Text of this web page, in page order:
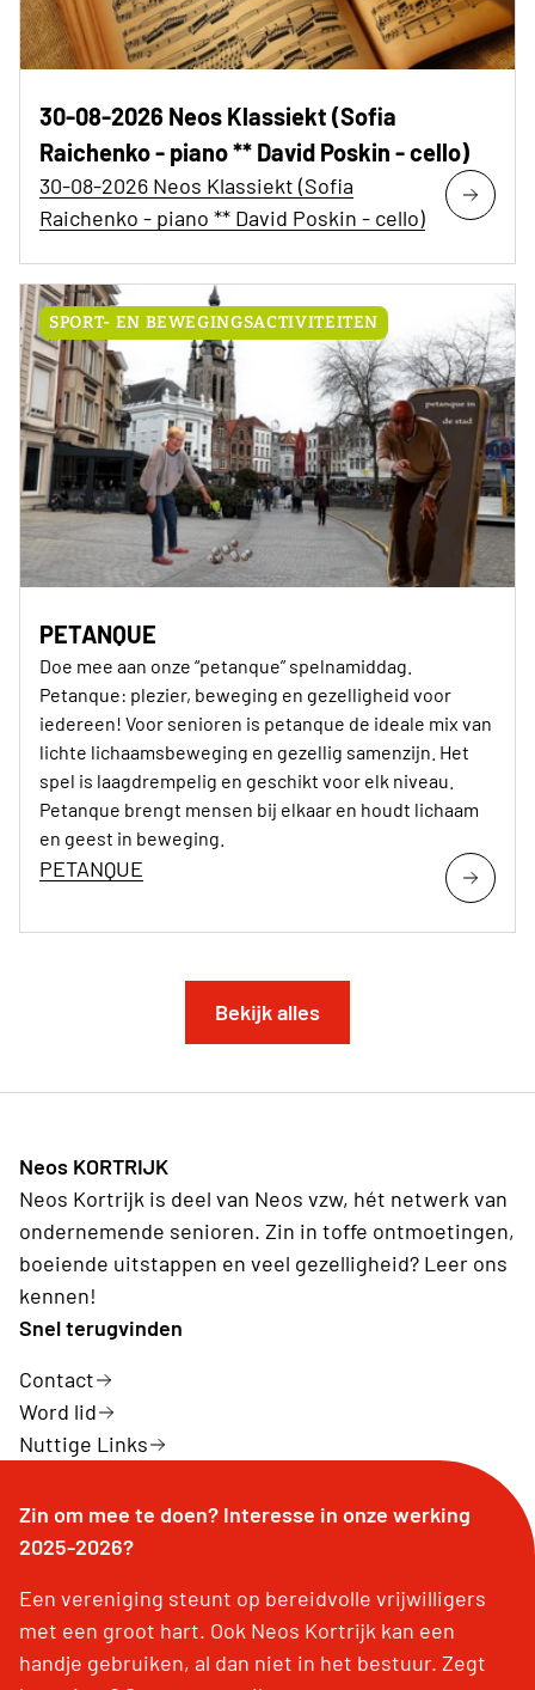
30-08-2026 Neos Klassiekt (Sofia
Raichenko - piano ** David Poskin - cello)
30-08-2026 Neos Klassiekt (Sofia
Raichenko - piano ** David Poskin - cello)
SPORT- EN BEWEGINGSACTIVITEITEN
PETANQUE
Doe mee aan onze “petanque” spelnamiddag.
Petanque: plezier, beweging en gezelligheid voor
iedereen! Voor senioren is petanque de ideale mix van
lichte lichaamsbeweging en gezellig samenzijn. Het
spel is laagdrempelig en geschikt voor elk niveau.
Petanque brengt mensen bij elkaar en houdt lichaam
en geest in beweging.
PETANQUE
Bekijk alles
Neos KORTRIJK
Neos Kortrijk is deel van Neos vzw, hét netwerk van
ondernemende senioren. Zin in toffe ontmoetingen,
boeiende uitstappen en veel gezelligheid? Leer ons
kennen!
Snel terugvinden
Contact
Word lid
Nuttige Links
Zin om mee te doen? Interesse in onze werking
2025-2026?
Een vereniging steunt op bereidvolle vrijwilligers
met een groot hart. Ook Neos Kortrijk kan een
handje gebruiken, al dan niet in het bestuur. Zegt